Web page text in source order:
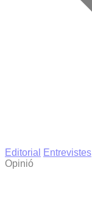
Editorial
Entrevistes
Opinió